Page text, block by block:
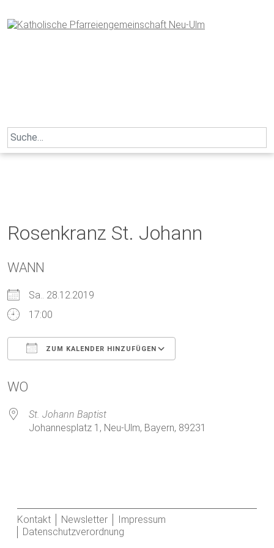
to
content
Search
for:
Rosenkranz St. Johann
WANN
Sa.. 28.12.2019
17:00
ZUM KALENDER HINZUFÜGEN
WO
St. Johann Baptist
Johannesplatz 1, Neu-Ulm, Bayern, 89231
Kontakt Newsletter
Impressum
Datenschutzverordnung